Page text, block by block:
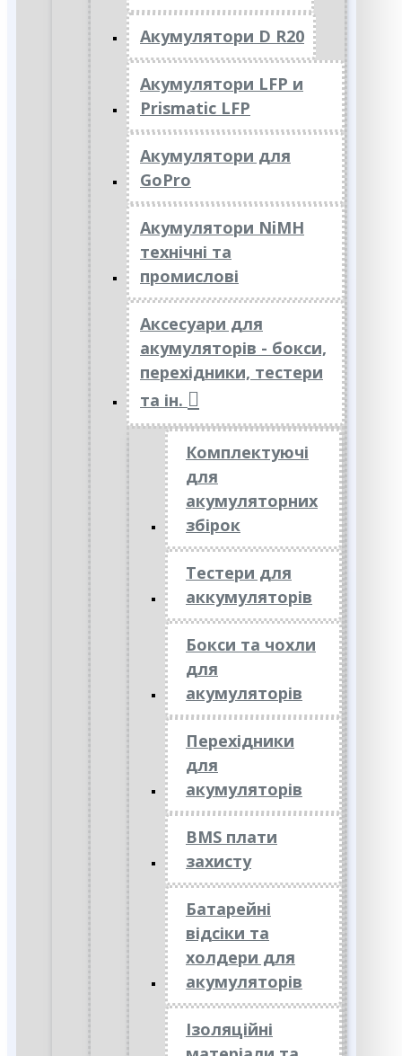
Акумулятори D R20
Акумулятори LFP и
Prismatic LFP
Акумулятори для
GoPro
Акумулятори NiMH
технічні та
промислові
Аксесуари для
акумуляторів - бокси,
перехідники, тестери
та ін.
Комплектуючі
для
акумуляторних
збірок
Тестери для
аккумуляторів
Бокси та чохли
для
акумуляторів
Перехідники
для
акумуляторів
BMS плати
захисту
Батарейні
відсіки та
холдери для
акумуляторів
Ізоляційні